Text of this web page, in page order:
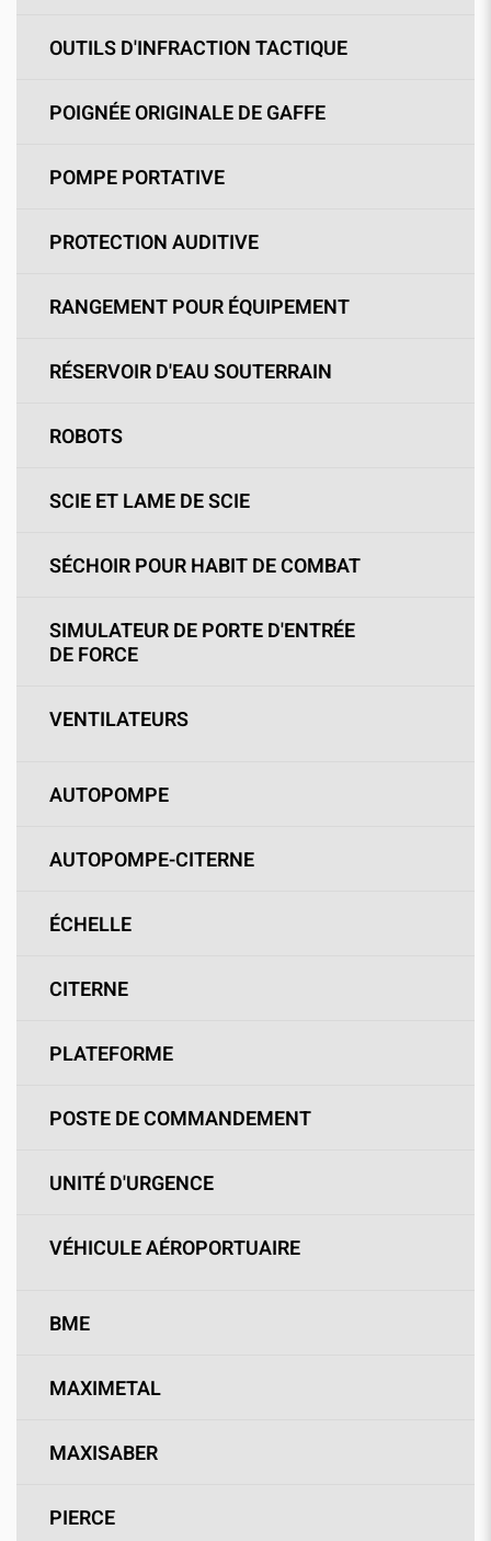
OUTILS D'INFRACTION TACTIQUE
POIGNÉE ORIGINALE DE GAFFE
POMPE PORTATIVE
PROTECTION AUDITIVE
RANGEMENT POUR ÉQUIPEMENT
RÉSERVOIR D'EAU SOUTERRAIN
ROBOTS
SCIE ET LAME DE SCIE
SÉCHOIR POUR HABIT DE COMBAT
SIMULATEUR DE PORTE D'ENTRÉE
DE FORCE
VENTILATEURS
AUTOPOMPE
AUTOPOMPE-CITERNE
ÉCHELLE
CITERNE
PLATEFORME
POSTE DE COMMANDEMENT
UNITÉ D'URGENCE
VÉHICULE AÉROPORTUAIRE
BME
MAXIMETAL
MAXISABER
PIERCE